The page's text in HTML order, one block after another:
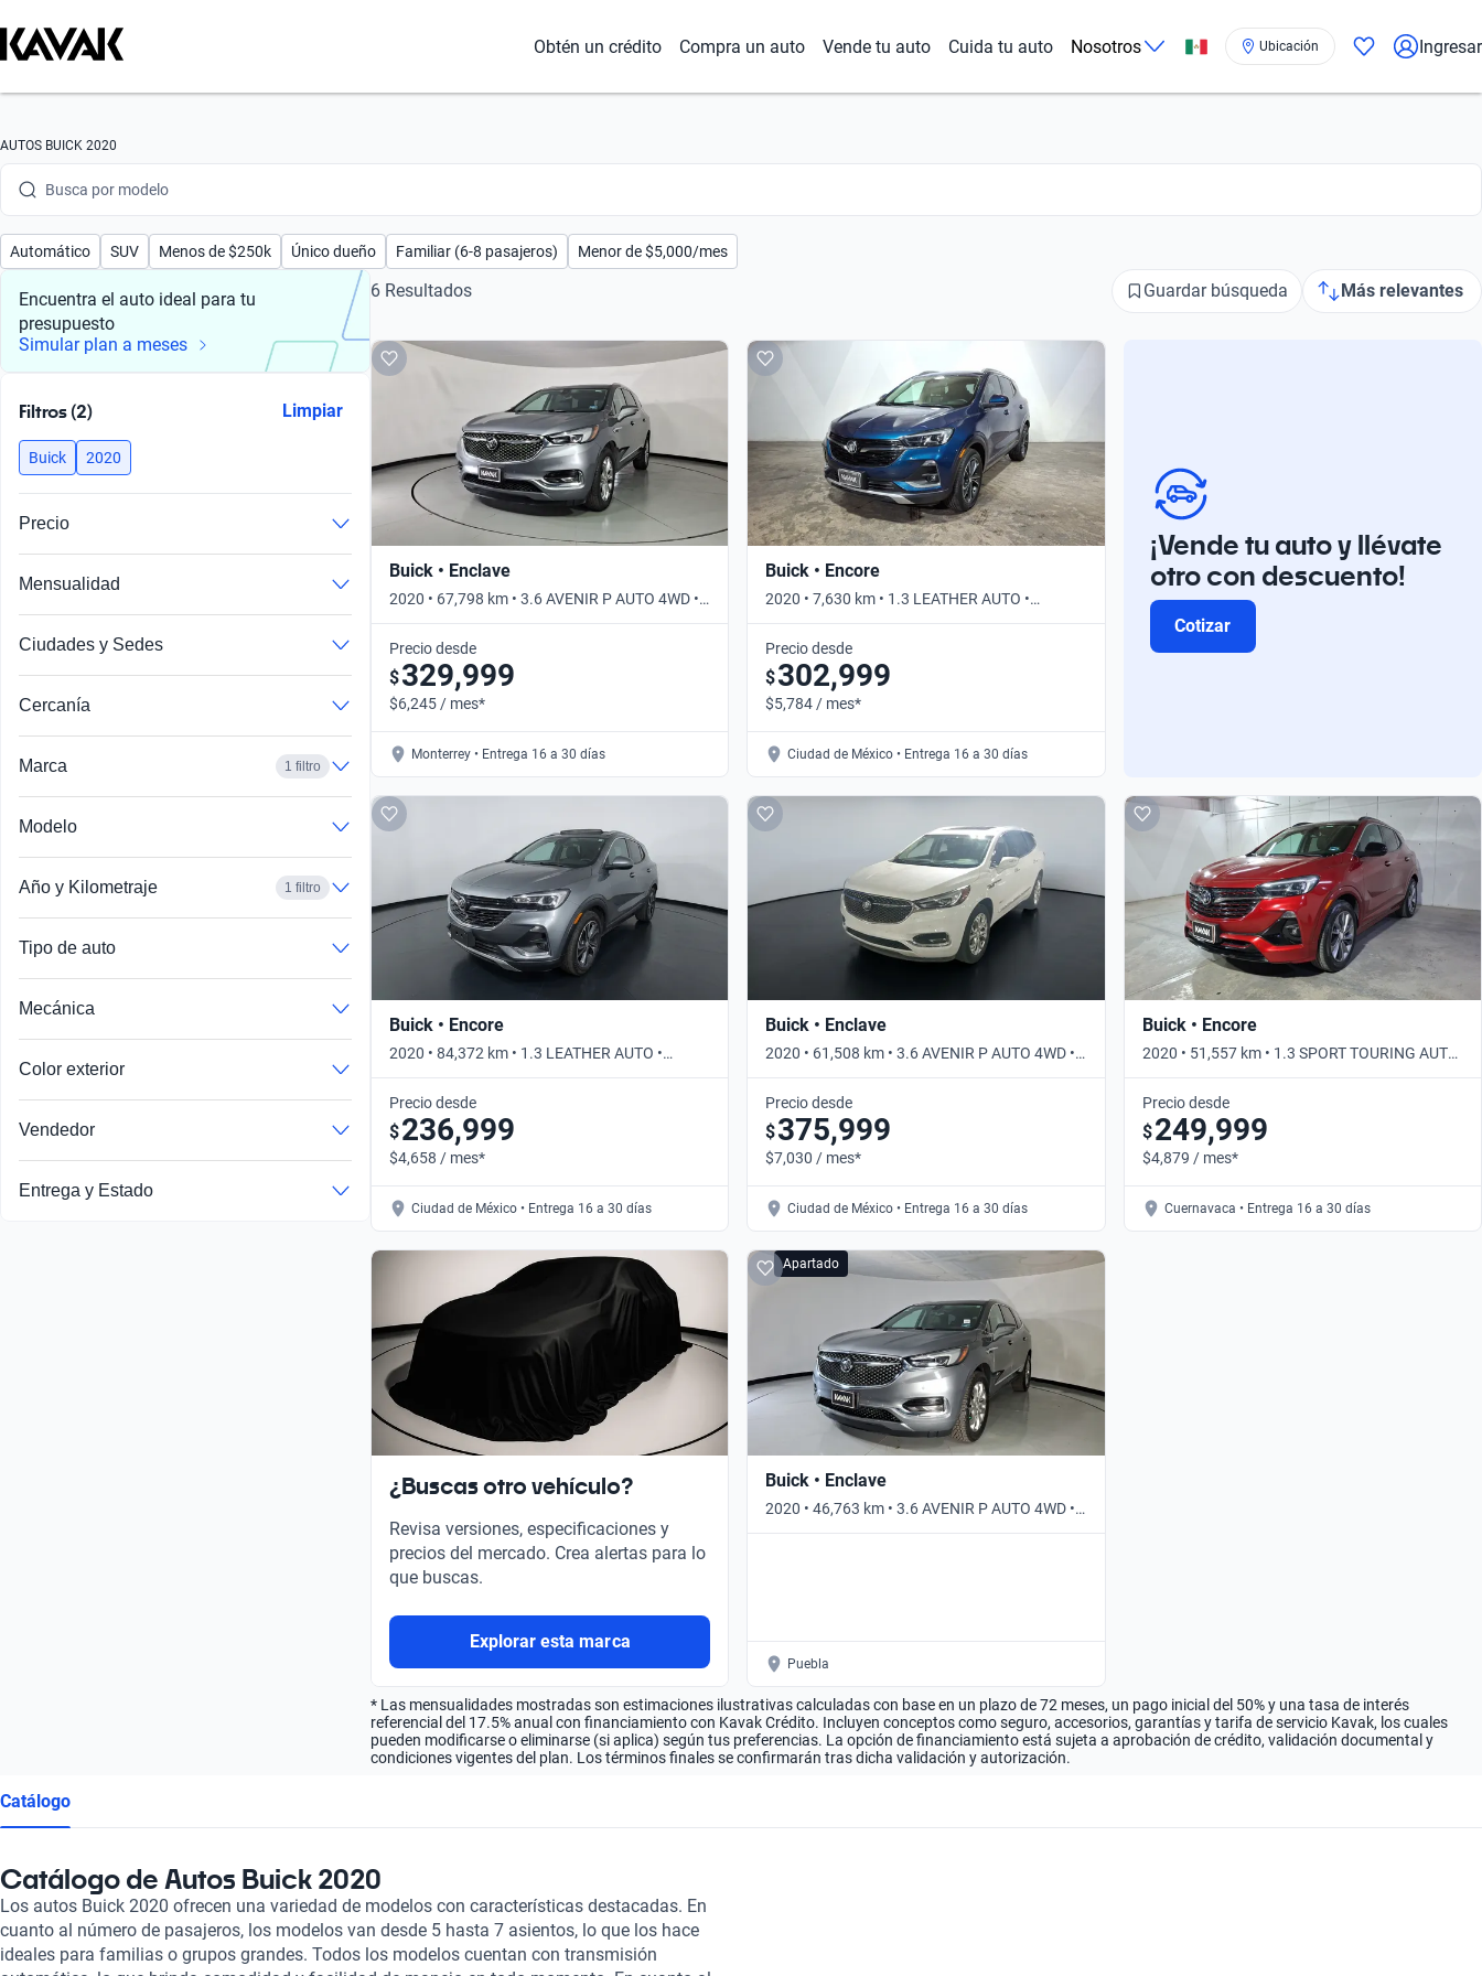
Obtén un crédito Compra un auto Vende tu auto Cuida tu auto Nosotros Ubicación Ingresar
AUTOS BUICK 2020
Busca por marca
Busca por modelo
Busca por versión
Busca por marca
Busca por año
Automático SUV Menos de $250k Único dueño Familiar (6-8 pasajeros) Menor de $5,000/mes
Encuentra el auto ideal para tu
presupuesto
Simular plan a meses
Filtros (2) Limpiar
Buick 2020
Precio
Mensualidad
Ciudades y Sedes
Cercanía
Marca 1 filtro
Modelo
Año y Kilometraje 1 filtro
Tipo de auto
Mecánica
Color exterior
Vendedor
Entrega y Estado
6 Resultados Guardar búsqueda Más relevantes
Buick • Enclave
2020 • 67,798 km • 3.6 AVENIR P AUTO 4WD •
Automático
Precio desde
$329,999
$6,245 / mes*
Monterrey • Entrega 16 a 30 días
Buick • Encore
2020 • 7,630 km • 1.3 LEATHER AUTO •
Automático
Precio desde
$302,999
$5,784 / mes*
Ciudad de México • Entrega 16 a 30 días
¡Vende tu auto y llévate
otro con descuento!
Cotizar
Buick • Encore
2020 • 84,372 km • 1.3 LEATHER AUTO •
Automático
Precio desde
$236,999
$4,658 / mes*
Ciudad de México • Entrega 16 a 30 días
Buick • Enclave
2020 • 61,508 km • 3.6 AVENIR P AUTO 4WD •
Automático
Precio desde
$375,999
$7,030 / mes*
Ciudad de México • Entrega 16 a 30 días
Buick • Encore
2020 • 51,557 km • 1.3 SPORT TOURING AUTO
• Automático
Precio desde
$249,999
$4,879 / mes*
Cuernavaca • Entrega 16 a 30 días
¿Buscas otro vehículo?
Revisa versiones, especificaciones y
precios del mercado. Crea alertas para lo
que buscas.
Explorar esta marca
Apartado
Buick • Enclave
2020 • 46,763 km • 3.6 AVENIR P AUTO 4WD •
Automático
Puebla
* Las mensualidades mostradas son estimaciones ilustrativas calculadas con base en un plazo de 72 meses, un pago inicial del 50% y una tasa de interés
referencial del 17.5% anual con financiamiento con Kavak Crédito. Incluyen conceptos como seguro, accesorios, garantías y tarifa de servicio Kavak, los cuales
pueden modificarse o eliminarse (si aplica) según tus preferencias. La opción de financiamiento está sujeta a aprobación de crédito, validación documental y
condiciones vigentes del plan. Los términos finales se confirmarán tras dicha validación y autorización.
Catálogo
Catálogo de Autos Buick 2020
Los autos Buick 2020 ofrecen una variedad de modelos con características destacadas. En
cuanto al número de pasajeros, los modelos van desde 5 hasta 7 asientos, lo que los hace
ideales para familias o grupos grandes. Todos los modelos cuentan con transmisión